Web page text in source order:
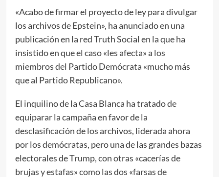
«Acabo de firmar el proyecto de ley para divulgar
los archivos de Epstein», ha anunciado en una
publicación en la red Truth Social en la que ha
insistido en que el caso «les afecta» a los
miembros del Partido Demócrata «mucho más
que al Partido Republicano».
El inquilino de la Casa Blanca ha tratado de
equiparar la campaña en favor de la
desclasificación de los archivos, liderada ahora
por los demócratas, pero una de las grandes bazas
electorales de Trump, con otras «cacerías de
brujas y estafas» como las dos «farsas de